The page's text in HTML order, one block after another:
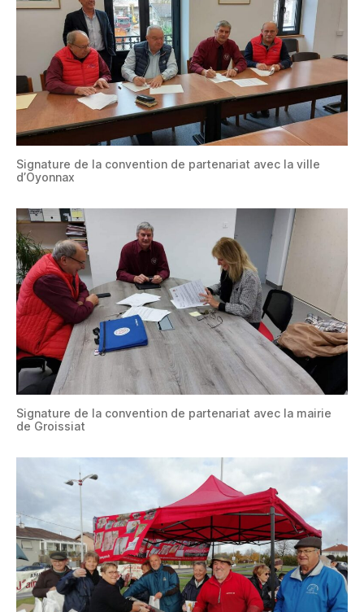
Signature de la convention de partenariat avec la ville
d’Oyonnax
Signature de la convention de partenariat avec la mairie
de Groissiat